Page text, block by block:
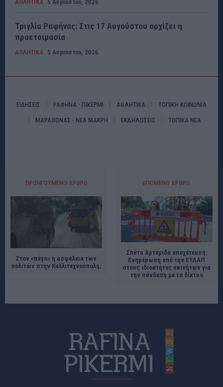
ΑΘΛΗΤΙΚΑ 5 Αυγούστου, 2026
Τριγλία Ραφήνας: Στις 17 Αυγούστου αρχίζει η
προετοιμασία
ΑΘΛΗΤΙΚΑ 5 Αυγούστου, 2026
ΕΙΔΗΣΕΙΣ ΡΑΦΗΝΑ - ΠΙΚΕΡΜΙ ΑΘΛΗΤΙΚΑ ΤΟΠΙΚΗ ΚΟΙΝΩΝΙΑ
ΜΑΡΑΘΩΝΑΣ - ΝΕΑ ΜΑΚΡΗ ΕΚΔΗΛΩΣΕΙΣ ΤΟΠΙΚΑ ΝΕΑ
ΠΡΟΗΓΟΎΜΕΝΟ ΆΡΘΡΟ
Στον «πάγο» η ασφάλεια των
πολιτών στην Καλλιτεχνούπολη;
ΕΠΌΜΕΝΟ ΆΡΘΡΟ
Σπάτα Αρτέμιδα αποχέτευση:
Ενημέρωση από την ΕΥΔΑΠ
στους ιδιοκτήτες ακινήτων για
την σύνδεση με το δίκτυο